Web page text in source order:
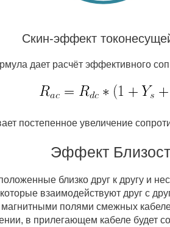
Скин-эффект
дает расчёт эффективного
постепенное увеличение
Эффект
близко друг к другу и
взаимодействуют друг с
магнитными полями смежных
в прилегающем кабеле будет